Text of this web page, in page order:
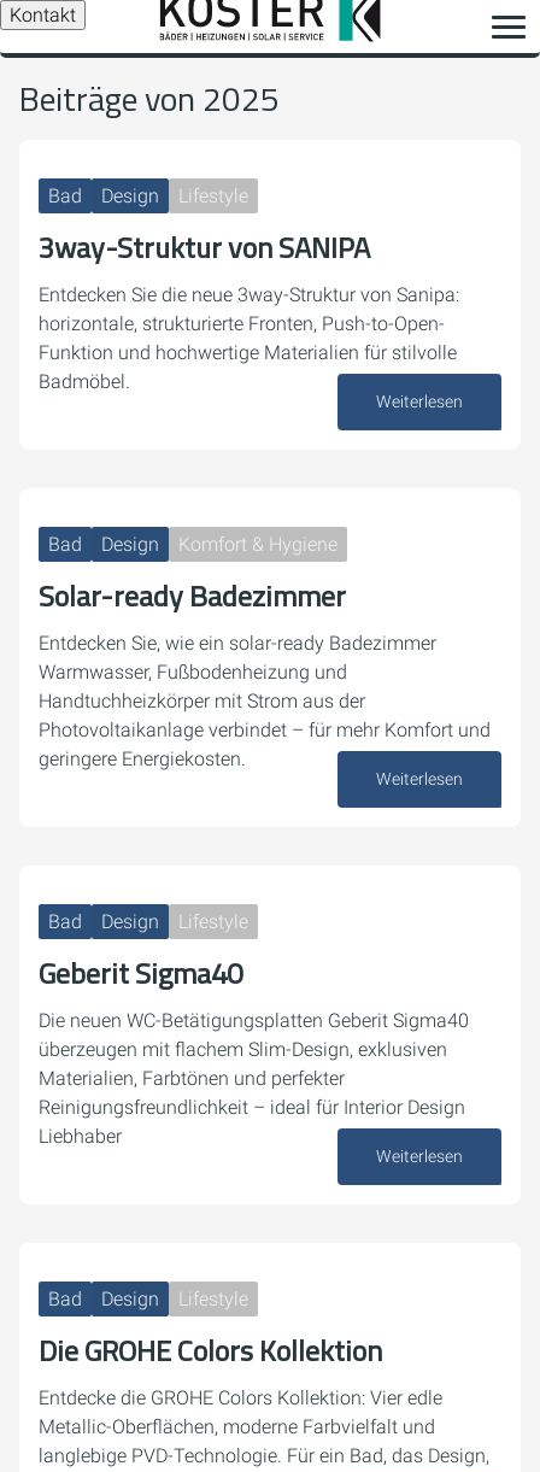
Kontakt
Beiträge von 2025
Bad Design Lifestyle
3way-Struktur von SANIPA
Entdecken Sie die neue 3way-Struktur von Sanipa:
horizontale, strukturierte Fronten, Push-to-Open-
Funktion und hochwertige Materialien für stilvolle
Badmöbel.
Weiterlesen
Bad Design Komfort & Hygiene
Solar-ready Badezimmer
Entdecken Sie, wie ein solar-ready Badezimmer
Warmwasser, Fußbodenheizung und
Handtuchheizkörper mit Strom aus der
Photovoltaikanlage verbindet – für mehr Komfort und
geringere Energiekosten.
Weiterlesen
Bad Design Lifestyle
Geberit Sigma40
Die neuen WC-Betätigungsplatten Geberit Sigma40
überzeugen mit flachem Slim-Design, exklusiven
Materialien, Farbtönen und perfekter
Reinigungsfreundlichkeit – ideal für Interior Design
Liebhaber
Weiterlesen
Bad Design Lifestyle
Die GROHE Colors Kollektion
Entdecke die GROHE Colors Kollektion: Vier edle
Metallic-Oberflächen, moderne Farbvielfalt und
langlebige PVD-Technologie. Für ein Bad, das Design,